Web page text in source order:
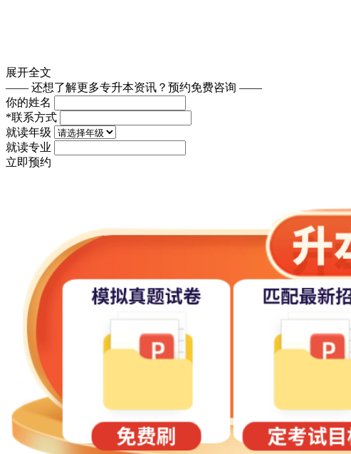
展开全文
—— 还想了解更多专升本资讯？ 预约免费咨询 ——
你的姓名
*联系方式
就读年级
就读专业
立即预约